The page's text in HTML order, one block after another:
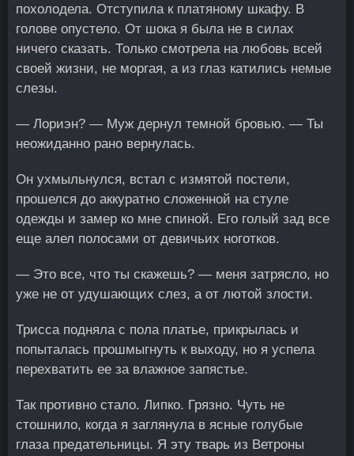
похолодела. Отступила к платяному шкафу. В
голове опустело. От шока я была не в силах
ничего сказать. Только смотрела на любовь всей
своей жизни, не моргая, а из глаз катились немые
слезы.
— Лориэн? — Муж дернул темной бровью. — Ты
неожиданно рано вернулась.
Он ухмыльнулся, встал с измятой постели,
прошелся до аккуратно сложенной на стуле
одежды и замер ко мне спиной. Его голый зад все
еще алел полосами от девичьих ноготков.
— Это все, что ты скажешь? — меня затрясло, но
уже не от удушающих слез, а от лютой злости.
Трисса подняла с пола платье, прикрылась и
попыталась прошмыгнуть к выходу, но я успела
перехватить ее за влажное запястье.
Так противно стало. Липко. Грязно. Чуть не
стошнило, когда я заглянула в ясные голубые
глаза предательницы. Я эту тварь из Ветроны